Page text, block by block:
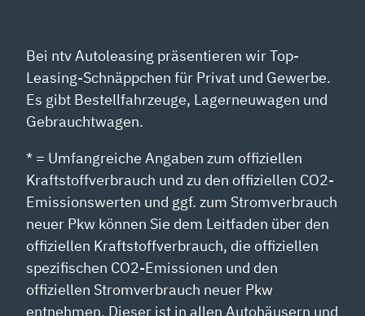
Bei ntv Autoleasing präsentieren wir Top-
Leasing-Schnäppchen für Privat und Gewerbe.
Es gibt Bestellfahrzeuge, Lagerneuwagen und
Gebrauchtwagen.
* = Umfangreiche Angaben zum offiziellen
Kraftstoffverbrauch und zu den offiziellen CO2-
Emissionswerten und ggf. zum Stromverbrauch
neuer Pkw können Sie dem Leitfaden über den
offiziellen Kraftstoffverbrauch, die offiziellen
spezifischen CO2-Emissionen und den
offiziellen Stromverbrauch neuer Pkw
entnehmen. Dieser ist in allen Autohäusern und